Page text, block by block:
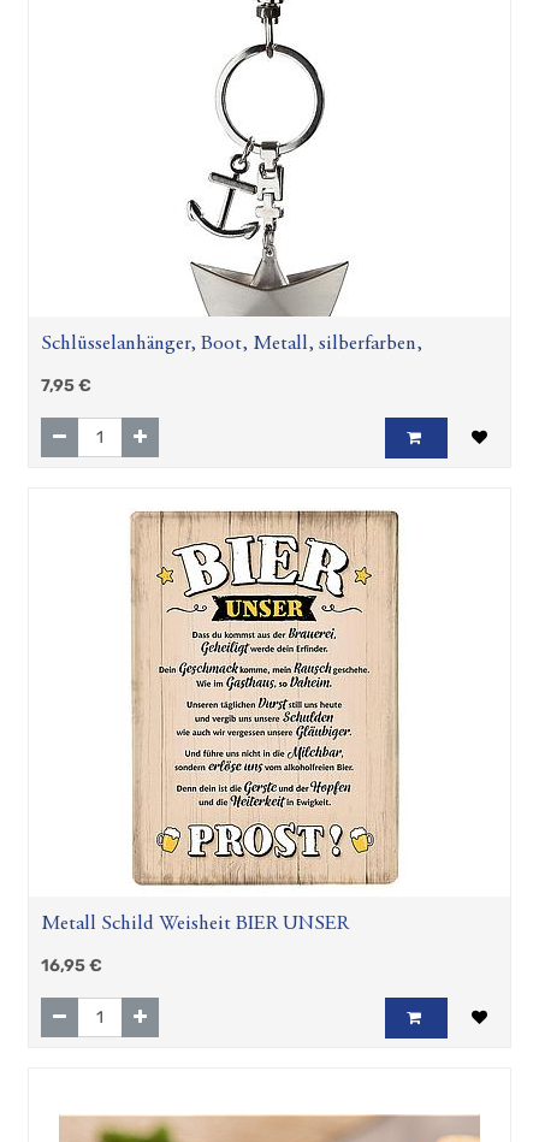
Schlüsselanhänger, Boot, Metall, silberfarben,
7,95€
Metall Schild Weisheit BIER UNSER
16,95€